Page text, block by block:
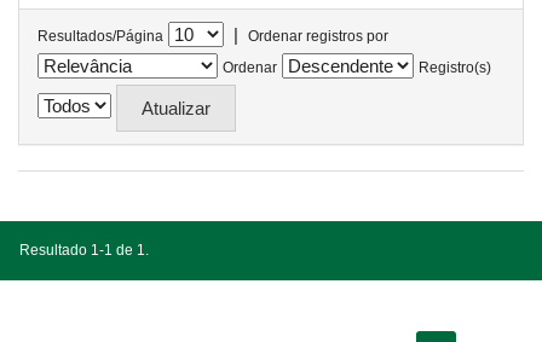
Resultados/Página |
Ordenar registros por
Ordenar
Registro(s)
Resultado 1-1 de 1.